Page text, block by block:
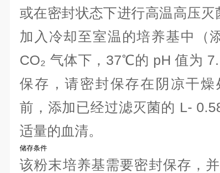
或在密封状态下进行高温高压
加入冷却至室温的培养基中（
CO₂ 气体下，37℃的 pH 值为
保存，请密封保存在阴凉干
前，添加已经过滤灭菌的 L-
适量的血清。
储存条件
该粉末培养基需要密封保存，